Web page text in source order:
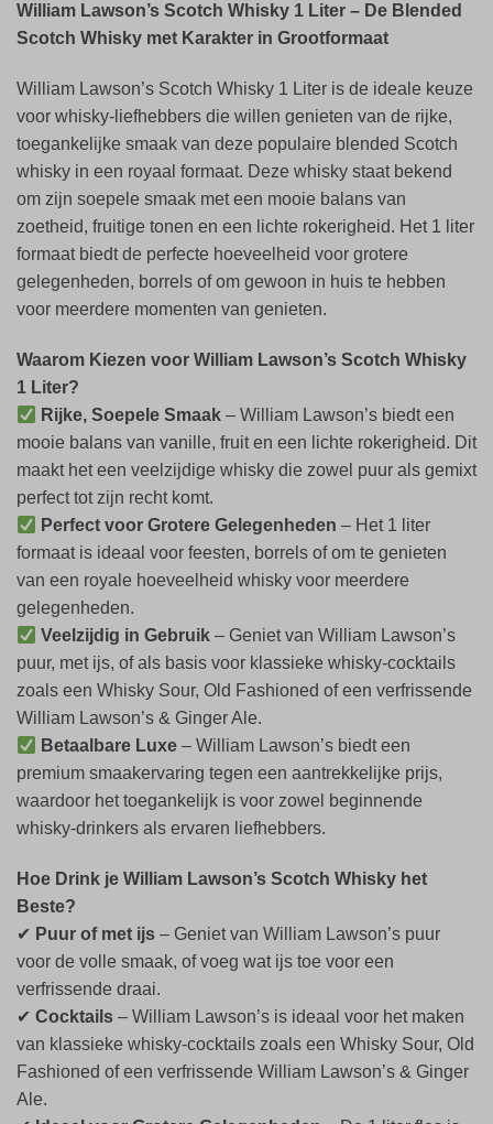
William Lawson’s Scotch Whisky 1 Liter – De Blended
Scotch Whisky met Karakter in Grootformaat
William Lawson’s Scotch Whisky 1 Liter is de ideale keuze
voor whisky-liefhebbers die willen genieten van de rijke,
toegankelijke smaak van deze populaire blended Scotch
whisky in een royaal formaat. Deze whisky staat bekend
om zijn soepele smaak met een mooie balans van
zoetheid, fruitige tonen en een lichte rokerigheid. Het 1 liter
formaat biedt de perfecte hoeveelheid voor grotere
gelegenheden, borrels of om gewoon in huis te hebben
voor meerdere momenten van genieten.
Waarom Kiezen voor William Lawson’s Scotch Whisky
1 Liter?
Rijke, Soepele Smaak – William Lawson’s biedt een
mooie balans van vanille, fruit en een lichte rokerigheid. Dit
maakt het een veelzijdige whisky die zowel puur als gemixt
perfect tot zijn recht komt.
Perfect voor Grotere Gelegenheden – Het 1 liter
formaat is ideaal voor feesten, borrels of om te genieten
van een royale hoeveelheid whisky voor meerdere
gelegenheden.
Veelzijdig in Gebruik – Geniet van William Lawson’s
puur, met ijs, of als basis voor klassieke whisky-cocktails
zoals een Whisky Sour, Old Fashioned of een verfrissende
William Lawson’s & Ginger Ale.
Betaalbare Luxe – William Lawson’s biedt een
premium smaakervaring tegen een aantrekkelijke prijs,
waardoor het toegankelijk is voor zowel beginnende
whisky-drinkers als ervaren liefhebbers.
Hoe Drink je William Lawson’s Scotch Whisky het
Beste?
✔ Puur of met ijs – Geniet van William Lawson’s puur
voor de volle smaak, of voeg wat ijs toe voor een
verfrissende draai.
✔ Cocktails – William Lawson’s is ideaal voor het maken
van klassieke whisky-cocktails zoals een Whisky Sour, Old
Fashioned of een verfrissende William Lawson’s & Ginger
Ale.